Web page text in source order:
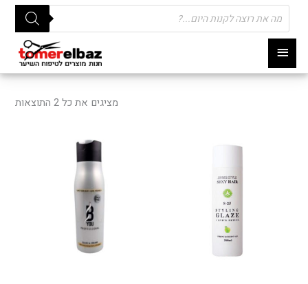
תפריט
ראשי
Products
search
מציגים את כל ⁦2⁩ התוצאות לפי